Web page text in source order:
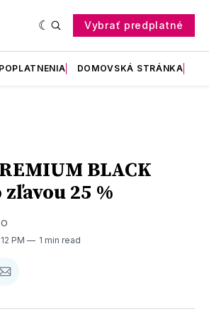
Vybrať predplatné
DOMOVSKÁ STRÁNKA
BLACK
zľavou 25 %
PM 1 min read
Zdieľať
E-